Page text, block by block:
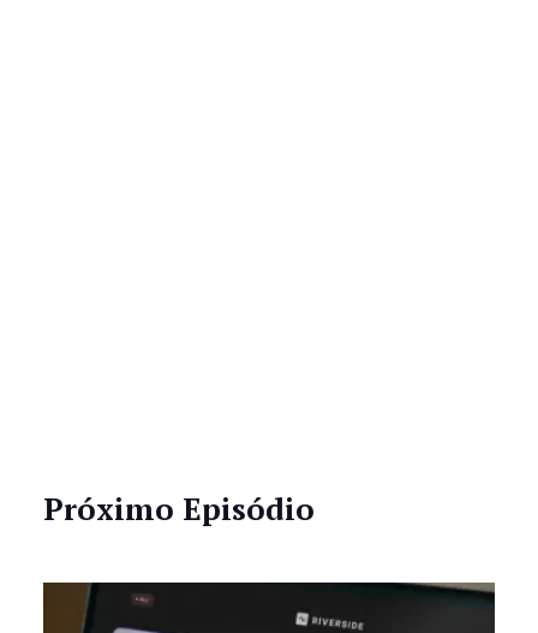
Próximo Episódio